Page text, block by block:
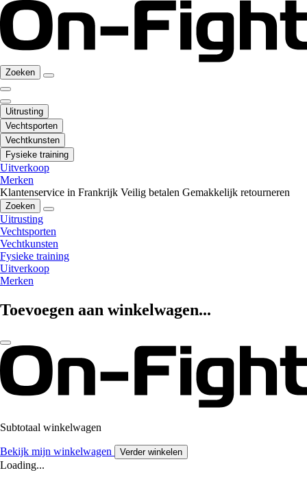
Zoeken
Uitrusting
Vechtsporten
Vechtkunsten
Fysieke training
Uitverkoop
Merken
Klantenservice in Frankrijk Veilig betalen Gemakkelijk retourneren
Zoeken
Uitrusting
Vechtsporten
Vechtkunsten
Fysieke training
Uitverkoop
Merken
Toevoegen aan winkelwagen...
Subtotaal winkelwagen
Bekijk mijn winkelwagen Verder winkelen
Loading...